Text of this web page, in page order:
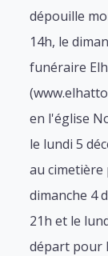
dépouille
14h, le
funéraire
en l'église
le lundi 5
au cimetière
dimanche 4
21h et le
départ pour